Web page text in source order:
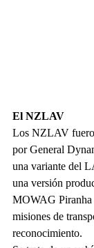
El NZLAV
Los NZLAV
por General
una variante del
una versión
MOWAG Piranha
misiones de
reconocimiento.